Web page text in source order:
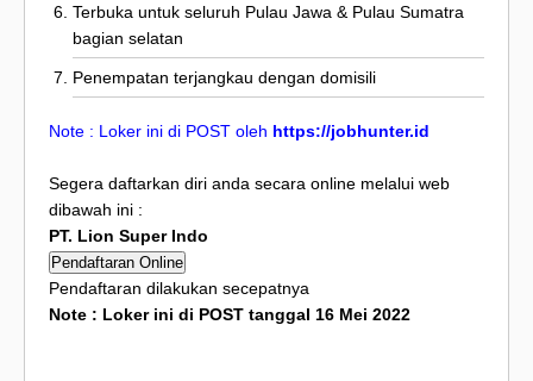
Terbuka untuk seluruh Pulau Jawa & Pulau Sumatra
bagian selatan
Penempatan terjangkau dengan domisili
Note : Loker ini di POST oleh https://jobhunter.id
Segera daftarkan diri anda secara online melalui web
dibawah ini :
PT. Lion Super Indo
Pendaftaran Online
Pendaftaran dilakukan secepatnya
Note : Loker ini di POST tanggal 16 Mei 2022